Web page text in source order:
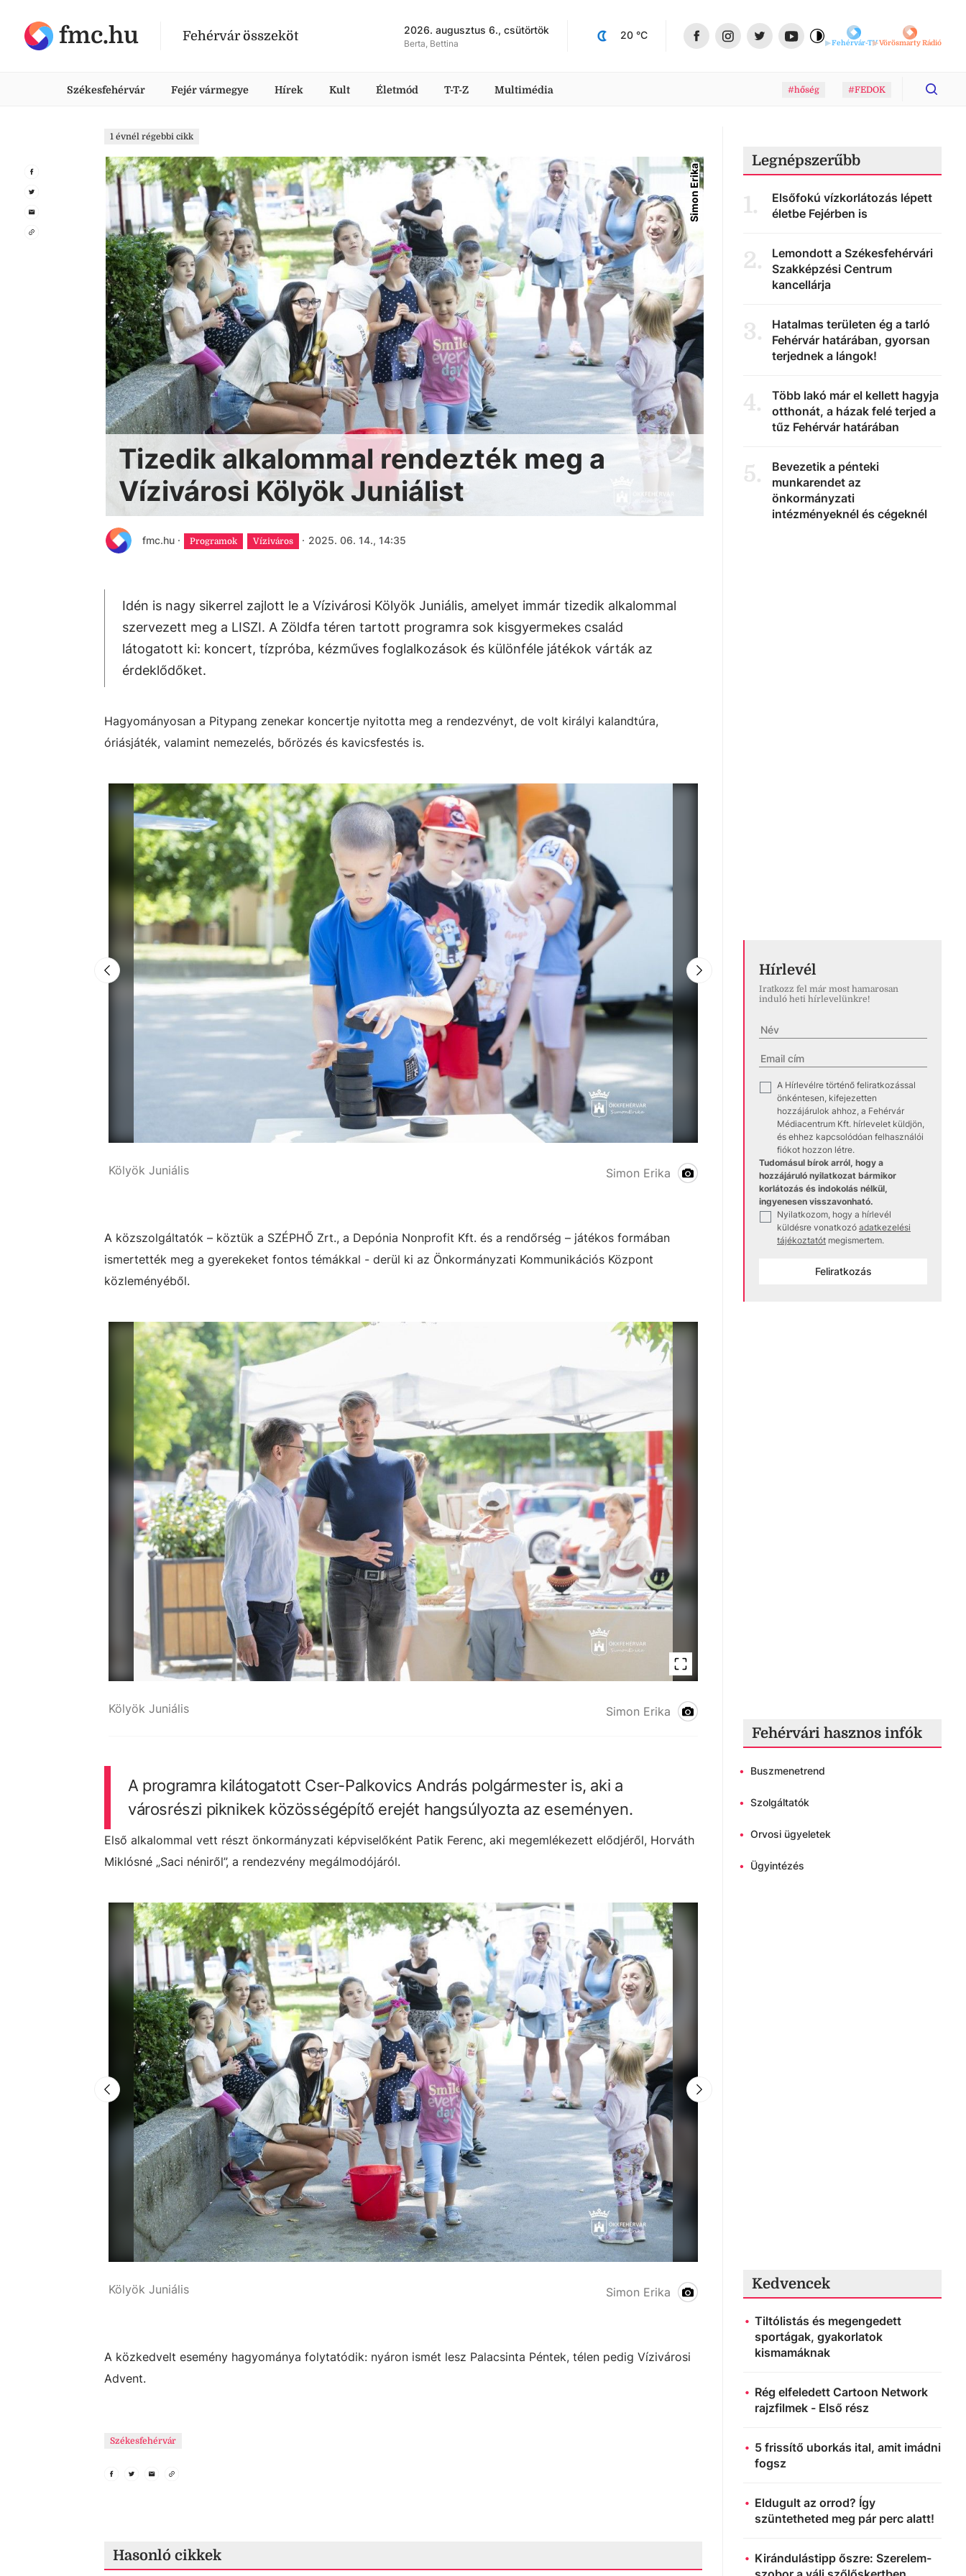
fmc.hu Fehérvár összeköt 2026. augusztus 6., csütörtök
Berta, Bettina
20 °C
Fehérvár-TVVörösmarty Rádió
Székesfehérvár Fejér vármegye Hírek Kult Életmód T-T-Z Multimédia #hőség #FEDOK
1 évnél régebbi cikk
Simon Erika
Tizedik alkalommal rendezték meg a
Vízivárosi Kölyök Juniálist
fmc.hu · Programok Víziváros · 2025. 06. 14., 14:35
Idén is nagy sikerrel zajlott le a Vízivárosi Kölyök Juniális, amelyet immár tizedik alkalommal
szervezett meg a LISZI. A Zöldfa téren tartott programra sok kisgyermekes család
látogatott ki: koncert, tízpróba, kézműves foglalkozások és különféle játékok várták az
érdeklődőket.
Hagyományosan a Pitypang zenekar koncertje nyitotta meg a rendezvényt, de volt királyi kalandtúra,
óriásjáték, valamint nemezelés, bőrözés és kavicsfestés is.
Kölyök Juniális Simon Erika Kölyök Juniális
A közszolgáltatók – köztük a SZÉPHŐ Zrt., a Depónia Nonprofit Kft. és a rendőrség – játékos formában
ismertették meg a gyerekeket fontos témákkal - derül ki az Önkormányzati Kommunikációs Központ
közleményéből.
Kölyök Juniális Simon Erika
A programra kilátogatott Cser-Palkovics András polgármester is, aki a
városrészi piknikek közösségépítő erejét hangsúlyozta az eseményen.
Első alkalommal vett részt önkormányzati képviselőként Patik Ferenc, aki megemlékezett elődjéről, Horváth
Miklósné „Saci néniről”, a rendezvény megálmodójáról.
Kölyök Juniális Simon Erika Kölyök Juniális
A közkedvelt esemény hagyománya folytatódik: nyáron ismét lesz Palacsinta Péntek, télen pedig Vízivárosi
Advent.
Székesfehérvár
Hasonló cikkek
Legnépszerűbb
1.
Elsőfokú vízkorlátozás lépett
életbe Fejérben is
2.
Lemondott a Székesfehérvári
Szakképzési Centrum
kancellárja
3.
Hatalmas területen ég a tarló
Fehérvár határában, gyorsan
terjednek a lángok!
4.
Több lakó már el kellett hagyja
otthonát, a házak felé terjed a
tűz Fehérvár határában
5.
Bevezetik a pénteki
munkarendet az
önkormányzati
intézményeknél és cégeknél
Hírlevél
Iratkozz fel már most hamarosan
induló heti hírlevelünkre!
✓
A Hírlevélre történő feliratkozással
önkéntesen, kifejezetten
hozzájárulok ahhoz, a Fehérvár
Médiacentrum Kft. hírlevelet küldjön,
és ehhez kapcsolódóan felhasználói
fiókot hozzon létre.
Tudomásul bírok arról, hogy a
hozzájáruló nyilatkozat bármikor
korlátozás és indokolás nélkül,
ingyenesen visszavonható.
✓
Nyilatkozom, hogy a hírlevél
küldésre vonatkozó adatkezelési
tájékoztatót megismertem.
Feliratkozás
Fehérvári hasznos infók
• Buszmenetrend
• Szolgáltatók
• Orvosi ügyeletek
• Ügyintézés
Kedvencek
Tiltólistás és megengedett
sportágak, gyakorlatok
kismamáknak
Rég elfeledett Cartoon Network
rajzfilmek - Első rész
5 frissítő uborkás ital, amit imádni
fogsz
Eldugult az orrod? Így
szüntetheted meg pár perc alatt!
Kirándulástipp őszre: Szerelem-